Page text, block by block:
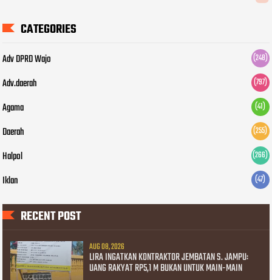
CATEGORIES
Adv DPRD Wajo (248)
Adv.daerah (797)
Agama (41)
Daerah (255)
Halpol (266)
Iklan (47)
RECENT POST
AUG 08, 2026
LIRA INGATKAN KONTRAKTOR JEMBATAN S. JAMPU:
UANG RAKYAT RP5,1 M BUKAN UNTUK MAIN-MAIN